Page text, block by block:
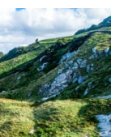
beliebte
um die
gut
,
die meisten
verbinden.